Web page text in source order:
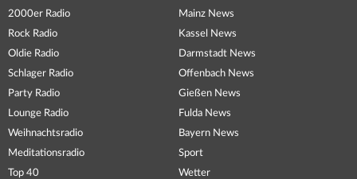
2000er Radio
Rock Radio
Oldie Radio
Schlager Radio
Party Radio
Lounge Radio
Weihnachtsradio
Meditationsradio
Top 40
Mainz News
Kassel News
Darmstadt News
Offenbach News
Gießen News
Fulda News
Bayern News
Sport
Wetter